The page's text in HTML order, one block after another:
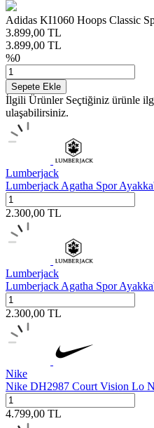
Adidas KI1060 Hoops Classic
3.899,00 TL
3.899,00 TL
%0
Sepete Ekle
İlgili Ürünler Seçtiğiniz ürünle
ulaşabilirsiniz.
Lumberjack
Lumberjack Agatha Spor
2.300,00 TL
Lumberjack
Lumberjack Agatha Spor
2.300,00 TL
Nike
Nike DH2987 Court Vision Lo
4.799,00 TL